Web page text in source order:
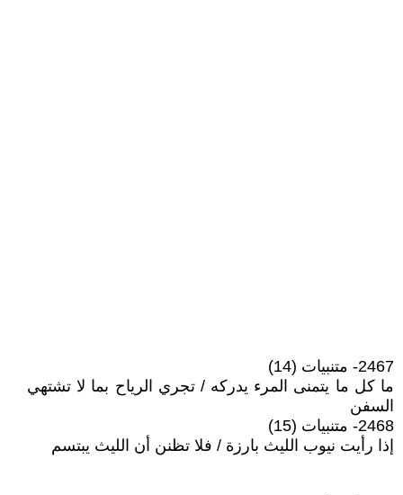
2467- متنبيات (14)
ما كل ما يتمنى المرء يدركه / تجري الرياح بما لا تشتهي
السفن
2468- متنبيات (15)
إذا رأيت نيوب الليث بارزة / فلا تظنن أن الليث يبتسم